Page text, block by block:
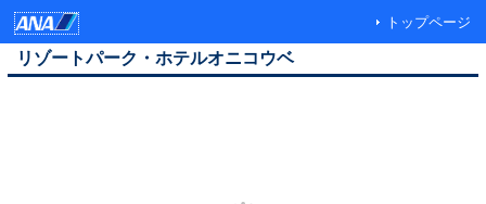
トップページ
リゾートパーク・ホテルオニコウベ